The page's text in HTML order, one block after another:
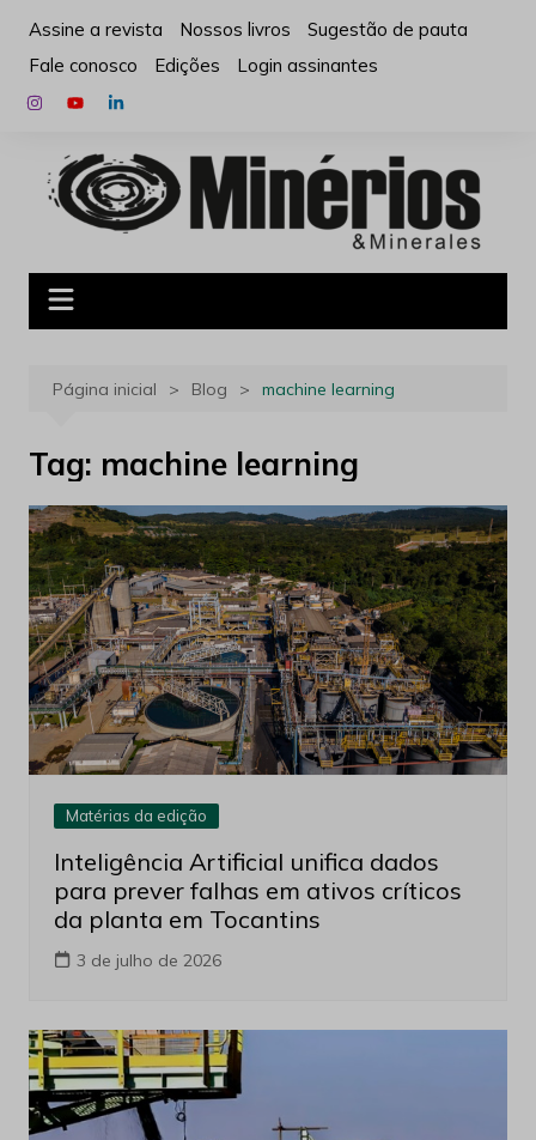
para
conteúdo
Assine a revista Nossos livros
Sugestão de pauta
Fale conosco
Edições Login assinantes
Página inicial Blog machine learning
Tag: machine learning
Matérias da edição
Inteligência Artificial unifica dados
para prever falhas em ativos críticos
da planta em Tocantins
3 de julho de 2026